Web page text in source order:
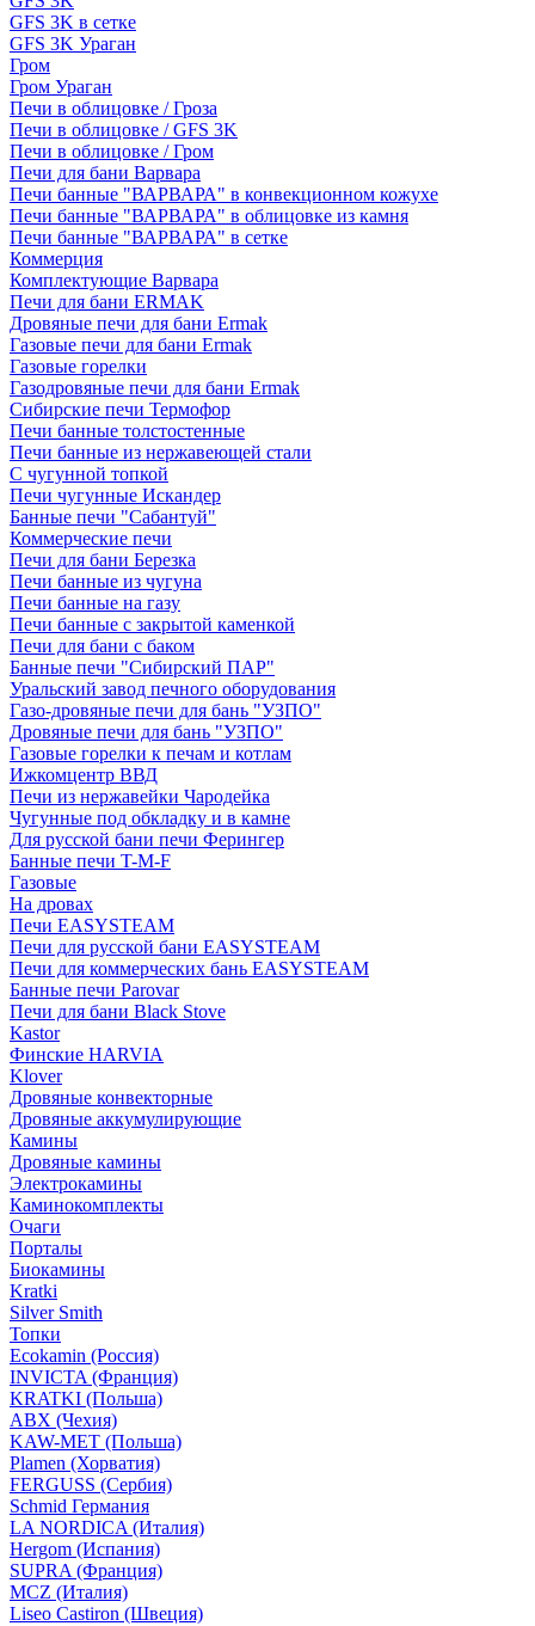
GFS 3K в сетке
GFS 3K Ураган
Гром
Гром Ураган
Печи в облицовке / Гроза
Печи в облицовке / GFS 3K
Печи в облицовке / Гром
Печи для бани Варвара
Печи банные "ВАРВАРА" в конвекционном кожухе
Печи банные "ВАРВАРА" в облицовке из камня
Печи банные "ВАРВАРА" в сетке
Коммерция
Комплектующие Варвара
Печи для бани ERMAK
Дровяные печи для бани Ermak
Газовые печи для бани Ermak
Газовые горелки
Газодровяные печи для бани Ermak
Сибирские печи Термофор
Печи банные толстостенные
Печи банные из нержавеющей стали
С чугунной топкой
Печи чугунные Искандер
Банные печи "Сабантуй"
Коммерческие печи
Печи для бани Березка
Печи банные из чугуна
Печи банные на газу
Печи банные с закрытой каменкой
Печи для бани с баком
Банные печи "Сибирский ПАР"
Уральский завод печного оборудования
Газо-дровяные печи для бань "УЗПО"
Дровяные печи для бань "УЗПО"
Газовые горелки к печам и котлам
Ижкомцентр ВВД
Печи из нержавейки Чародейка
Чугунные под обкладку и в камне
Для русской бани печи Ферингер
Банные печи T-M-F
Газовые
На дровах
Печи EASYSTEAM
Печи для русской бани EASYSTEAM
Печи для коммерческих бань EASYSTEAM
Банные печи Parovar
Печи для бани Black Stove
Kastor
Финские HARVIA
Klover
Дровяные конвекторные
Дровяные аккумулирующие
Камины
Дровяные камины
Электрокамины
Каминокомплекты
Очаги
Порталы
Биокамины
Kratki
Silver Smith
Топки
Ecokamin (Россия)
INVICTA (Франция)
KRATKI (Польша)
ABX (Чехия)
KAW-MET (Польша)
Plamen (Хорватия)
FERGUSS (Сербия)
Schmid Германия
LA NORDICA (Италия)
Hergom (Испания)
SUPRA (Франция)
MCZ (Италия)
Liseo Castiron (Швеция)